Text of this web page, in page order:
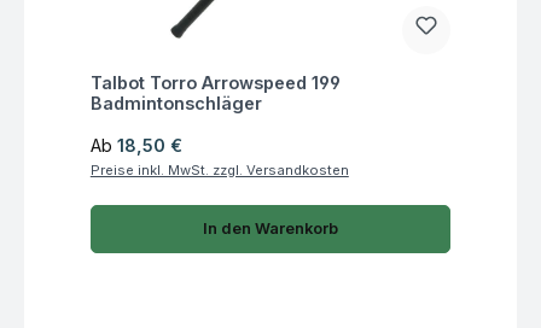
Fragen zum Artikel
Talbot Torro Arrowspeed 199
Badmintonschläger
Regulärer Preis:
Ab 18,50 €
Preise inkl. MwSt. zzgl. Versandkosten
In den Warenkorb